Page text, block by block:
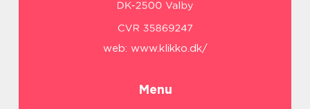
web: www.klikko.dk/
Menu